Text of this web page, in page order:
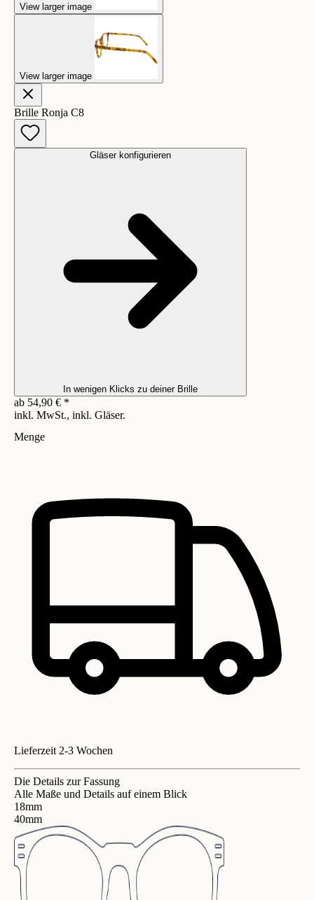
View larger image
View larger image
Brille Ronja C8
Gläser konfigurieren
In wenigen Klicks zu deiner Brille
ab 54,90 € *
inkl. MwSt., inkl. Gläser.
Menge
Lieferzeit 2-3 Wochen
Die Details zur Fassung
Alle Maße und Details auf einem Blick
18mm
40mm